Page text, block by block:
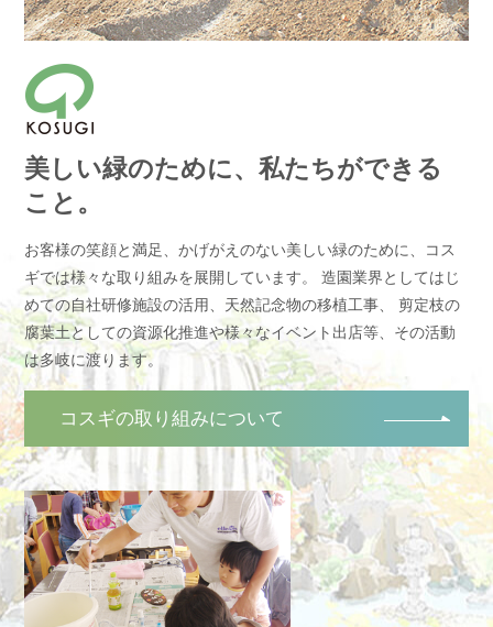
美しい緑のために、私たちができる
こと。
お客様の笑顔と満足、かげがえのない美しい緑のために、コス
ギでは様々な取り組みを展開しています。 造園業界としてはじ
めての自社研修施設の活用、天然記念物の移植工事、
剪定枝の
腐葉土としての資源化推進や様々なイベント出店等、その活動
は多岐に渡ります。
コスギの取り組みについて